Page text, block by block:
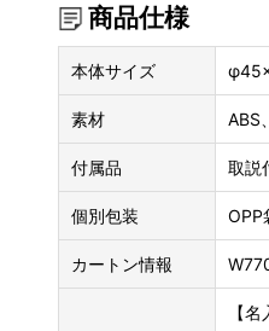
商品仕様
本体サイズ
素材 ABS
付属品 取説
個別包装 OPP
カートン情報
【